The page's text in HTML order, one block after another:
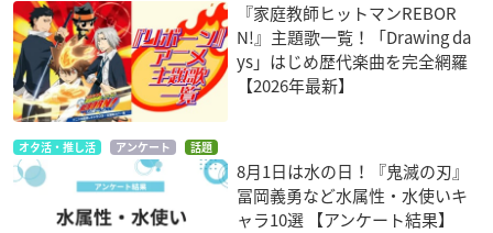
『家庭教師ヒットマンREBOR
N!』主題歌一覧！「Drawing da
ys」はじめ歴代楽曲を完全網羅
【2026年最新】
オタ活・推し活 アンケート 話題
8月1日は水の日！『鬼滅の刃』
冨岡義勇など水属性・水使いキ
ャラ10選 【アンケート結果】